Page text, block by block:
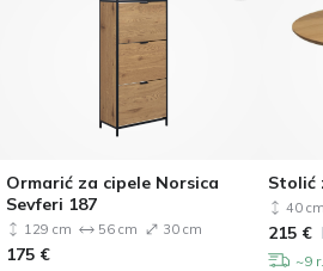
Ormarić za cipele Norsica
Sevferi 187
129 cm 56 cm 30 cm
175 €
Stolić
40 cm
215 €
~9